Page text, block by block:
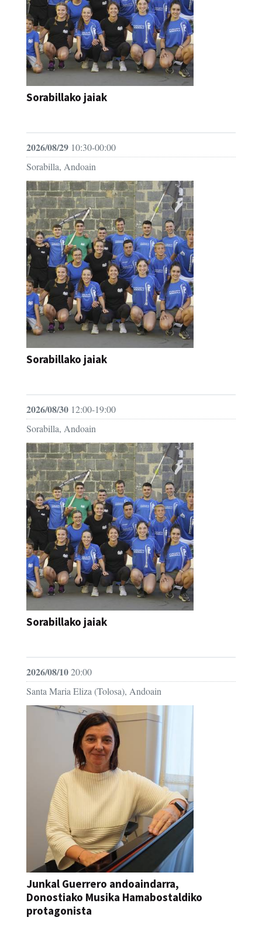
Sorabillako jaiak
2026/08/29 10:30-00:00
Sorabilla, Andoain
Sorabillako jaiak
2026/08/30 12:00-19:00
Sorabilla, Andoain
Sorabillako jaiak
2026/08/1020:00
Santa Maria Eliza (Tolosa), Andoain
Junkal Guerrero andoaindarra,
Donostiako Musika Hamabostaldiko
protagonista